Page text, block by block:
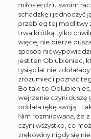
miłosierdziu swoim
schadzkę i jednoczyć
przebieg tej modlitwy
trwa krótką tylko
więcej nie bierze
sposób
jest ten Oblubieniec,
tysiąc lat nie
zrozumieć i poznać
Bo taki to
wejrzenie czyni duszę
oddała rękę swoją. I
Nim rozmiłowana, że
czyni wszystko, co
zrękowiny nigdy się